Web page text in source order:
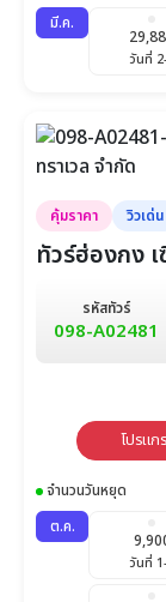
มี.ค.
วันที่
คุ้มราคา วิวเด่น
ทัวร์ฮ่องกง
รหัสทัวร์
098-A02481
โปรแก
จำนวนวันหยุด
ต.ค.
วันที่